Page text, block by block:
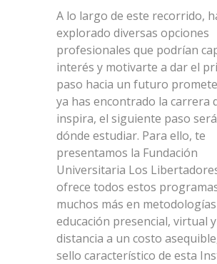
A lo largo de este recorrido,
explorado diversas opciones
profesionales que podrían
interés y motivarte a dar el
paso hacia un futuro
ya has encontrado la carrera
inspira, el siguiente paso
dónde estudiar. Para ello, te
presentamos la Fundación
Universitaria Los
ofrece todos estos
muchos más en
educación presencial, virtual
distancia a un costo
sello característico de esta